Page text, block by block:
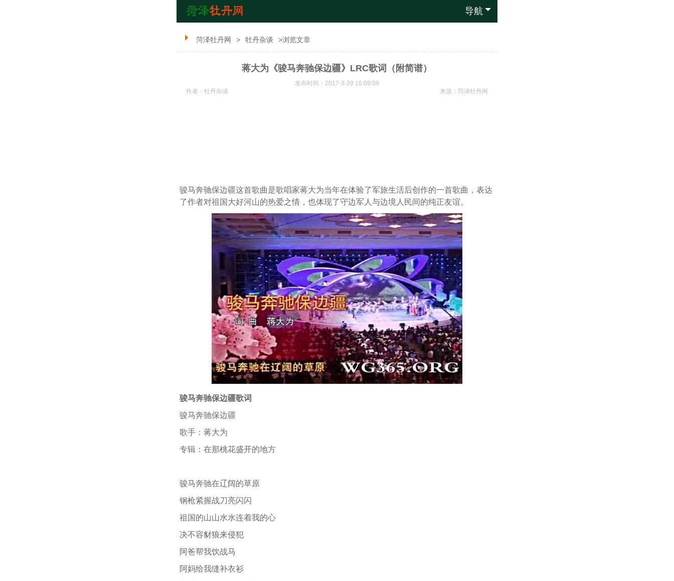
导航
菏泽牡丹网 > 牡丹杂谈 >浏览文章
蒋大为《骏马奔驰保边疆》LRC歌词（附简谱）
发布时间：2017-3-29 16:09:09
来源：菏泽牡丹网
作者：牡丹杂谈
骏马奔驰保边疆这首歌曲是歌唱家蒋大为当年在体验了军旅生活后创作的一首歌曲，表达
了作者对祖国大好河山的热爱之情，也体现了守边军人与边境人民间的纯正友谊。
骏马奔驰保边疆歌词
骏马奔驰保边疆
歌手：蒋大为
专辑：在那桃花盛开的地方
骏马奔驰在辽阔的草原
钢枪紧握战刀亮闪闪
祖国的山山水水连着我的心
决不容豺狼来侵犯
阿爸帮我饮战马
阿妈给我缝补衣衫